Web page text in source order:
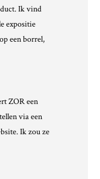
Ik vind
expositie
een borrel,
ZOR een
via een
Ik zou ze